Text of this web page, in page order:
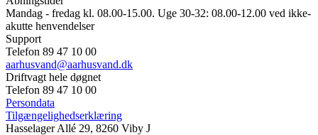
Mandag - fredag kl. 08.00-15.00. Uge 30-32: 08.00-12.00 ved ikke-
akutte henvendelser
Support
Telefon 89 47 10 00
aarhusvand@aarhusvand.dk
Driftvagt hele døgnet
Telefon 89 47 10 00
Persondata
Tilgængelighedserklæring
Hasselager Allé 29, 8260 Viby J